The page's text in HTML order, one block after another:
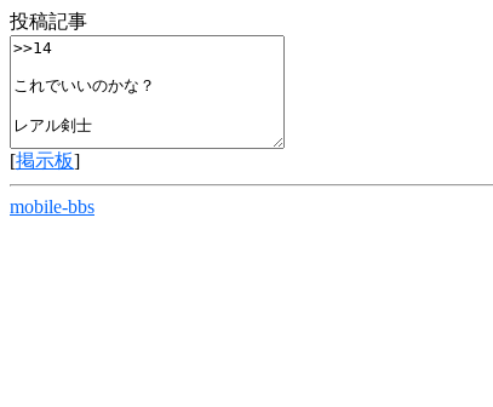
投稿記事
[掲示板]
mobile-bbs